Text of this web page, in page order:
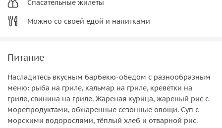
Спасательные жилеты
Можно со своей едой и напитками
Питание
Насладитесь вкусным барбекю-обедом с разнообразным
меню: рыба на гриле, кальмар на гриле, креветки на
гриле, свинина на гриле. Жареная курица, жареный рис с
морепродуктами, обжаренные сезонные овощи. Суп с
морскими водорослями, тёплый хлеб и отварной рис.